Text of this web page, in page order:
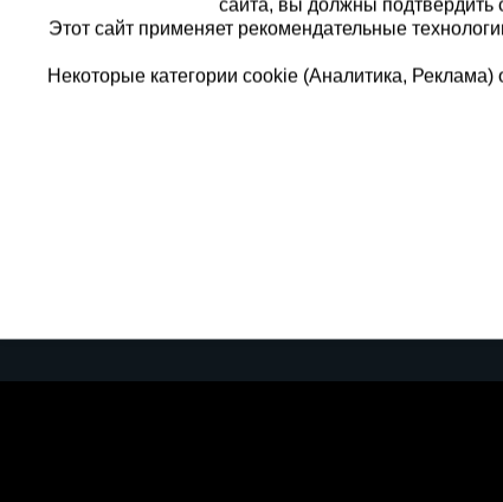
сайта, вы должны подтвердить
Этот сайт применяет рекомендательные
Некоторые категории cookie (Аналитика,